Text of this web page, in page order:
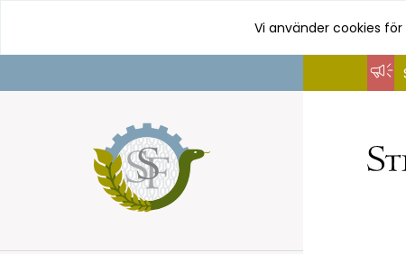
innehåll
Vi använder cookies